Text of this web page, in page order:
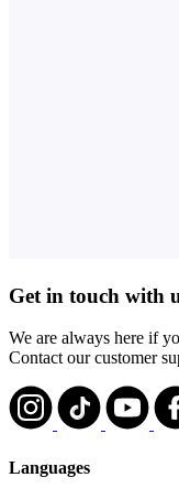
Get in touch with
We are always here if
Contact our customer
Languages